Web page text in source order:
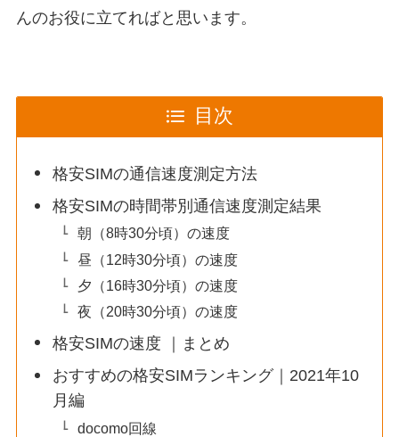
んのお役に立てればと思います。
目次
格安SIMの通信速度測定方法
格安SIMの時間帯別通信速度測定結果
朝（8時30分頃）の速度
昼（12時30分頃）の速度
夕（16時30分頃）の速度
夜（20時30分頃）の速度
格安SIMの速度 ｜まとめ
おすすめの格安SIMランキング｜2021年10
月編
docomo回線